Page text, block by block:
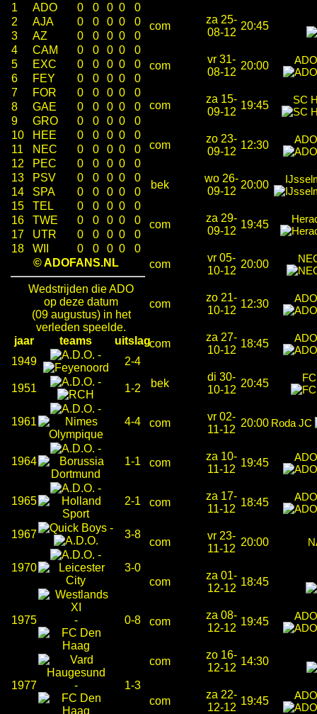
1
ADO 0 0 0 0
0
2
AJA 0 0 0 0
0
3
AZ 0 0 0 0
0
4
CAM 0 0 0 0
0
5
EXC 0 0 0 0
0
6
FEY 0 0 0 0
0
7
FOR 0 0 0 0
0
8
GAE 0 0 0 0
0
9
GRO 0 0 0 0
0
10
HEE 0 0 0 0
0
11
NEC 0 0 0 0
0
12
PEC 0 0 0 0
0
13
PSV 0 0 0 0
0
14
SPA 0 0 0 0
0
15
TEL 0 0 0 0
0
16
TWE 0 0 0 0
0
17
UTR 0 0 0 0
0
18
WII 0 0 0 0
0
© ADOFANS.NL
Wedstrijden die ADO
op deze datum
(09 augustus) in het
verleden speelde.
jaar
teams
uitslag
1949
-
2-4
1951
-
1-2
1961
-
4-4
1964
-
1-1
1965
-
2-1
1967
-
3-8
1970
-
3-0
1975 - 0-8
1977 - 1-3
com
za 25-
08-12
20:45
com
vr 31-
08-12
20:00
com
za 15-
09-12
19:45 SC
com
zo 23-
09-12
12:30
bek
wo 26-
09-12
20:00
com
za 29-
09-12
19:45
com
vr 05-
10-12
20:00
com
zo 21-
10-12
12:30
com
za 27-
10-12
18:45
bek
di 30-
10-12
20:45
com
vr 02-
11-12
20:00 Roda JC
com
za 10-
11-12
19:45
com
za 17-
11-12
18:45
com
vr 23-
11-12
20:00
com
za 01-
12-12
18:45
com
za 08-
12-12
19:45
com
zo 16-
12-12
14:30
com
za 22-
12-12
19:45